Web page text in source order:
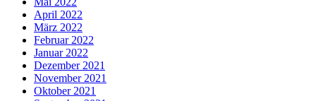
April 2022
März 2022
Februar 2022
Januar 2022
Dezember 2021
November 2021
Oktober 2021